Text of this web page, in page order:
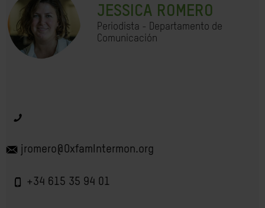
JESSICA ROMERO
Periodista - Departamento de
Comunicación
jromero@OxfamIntermon.org
+34 615 35 94 01